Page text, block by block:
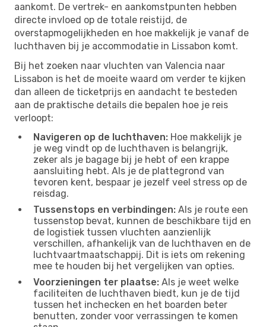
aankomt. De vertrek- en aankomstpunten hebben
directe invloed op de totale reistijd, de
overstapmogelijkheden en hoe makkelijk je vanaf de
luchthaven bij je accommodatie in Lissabon komt.
Bij het zoeken naar vluchten van Valencia naar
Lissabon is het de moeite waard om verder te kijken
dan alleen de ticketprijs en aandacht te besteden
aan de praktische details die bepalen hoe je reis
verloopt:
Navigeren op de luchthaven: Hoe makkelijk je
je weg vindt op de luchthaven is belangrijk,
zeker als je bagage bij je hebt of een krappe
aansluiting hebt. Als je de plattegrond van
tevoren kent, bespaar je jezelf veel stress op de
reisdag.
Tussenstops en verbindingen: Als je route een
tussenstop bevat, kunnen de beschikbare tijd en
de logistiek tussen vluchten aanzienlijk
verschillen, afhankelijk van de luchthaven en de
luchtvaartmaatschappij. Dit is iets om rekening
mee te houden bij het vergelijken van opties.
Voorzieningen ter plaatse: Als je weet welke
faciliteiten de luchthaven biedt, kun je de tijd
tussen het inchecken en het boarden beter
benutten, zonder voor verrassingen te komen